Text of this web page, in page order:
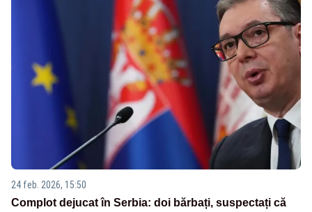
24 feb. 2026, 15:50
Complot dejucat în Serbia: doi bărbați, suspectați că